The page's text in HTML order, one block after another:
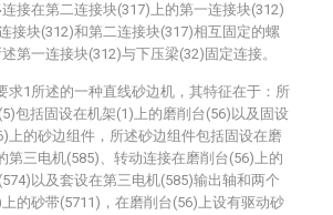
接在第二连接块(317)上的第一连接块(312)
接块(312)和第二连接块(317)相互固定的螺
第一连接块(312)与下压梁(32)固定连接。
求1所述的一种直线砂边机，其特征在于：所
包括固设在机架(1)上的磨削台(56)以及固设
上的砂边组件，所述砂边组件包括固设在磨
第三电机(585)、转动连接在磨削台(56)上的
以及套设在第三电机(585)输出轴和两个
的砂带(5711)，在磨削台(56)上设有驱动砂